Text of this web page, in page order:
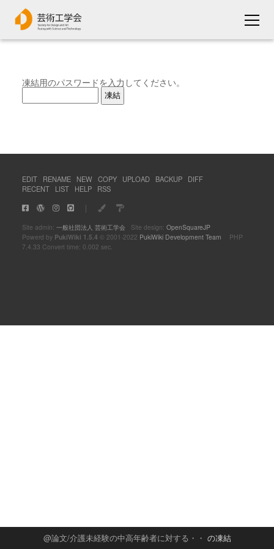
論文/介護未経験の中高年齢者に対する・・ の凍結
凍結用のパスワードを入力してください。
EDIT RENAME NEW COPY UPLOAD BACKUP
DIFF
RECENT
LIST HELP RSS
｜
Site admin: 一般社団法人 芸術工学会Site design: OpenSquareJP
Powerd by PukiWiki 1.5.4 © 2001-2022 PukiWiki Development Team PHP
7.4.33 Convert time: 0.002 sec.